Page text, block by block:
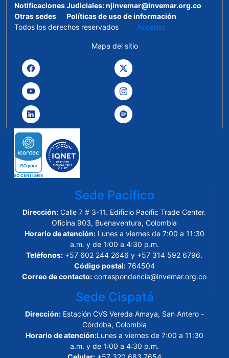
Notificaciones Judiciales:njinvemar@invemar.org.co
Otras sedes
Políticas de uso de información
Todos los derechos reservados Acceder
Mapa del sitio
Sede Pacífico
Dirección: Calle 7 # 3-11. Edificio Pacific Trade Center.
Oficina 903, Buenaventura, Colombia
Horario de atención:Lunes a viernes de 7:00 a 11:30
a.m. y de 1:00 a 4:30 p.m.
Teléfonos: +57 602 244 2646 y +57 314 592 6796.
Código postal:764504
Correo de contacto: correspondencia@invemar.org.co
Sede Cispatá
Dirección: Estación CVS Vereda Amaya, San Antero -
Córdoba, Colombia
Horario de atención:Lunes a viernes de 7:00 a 11:30
a.m. y de 1:00 a 4:30 p.m.